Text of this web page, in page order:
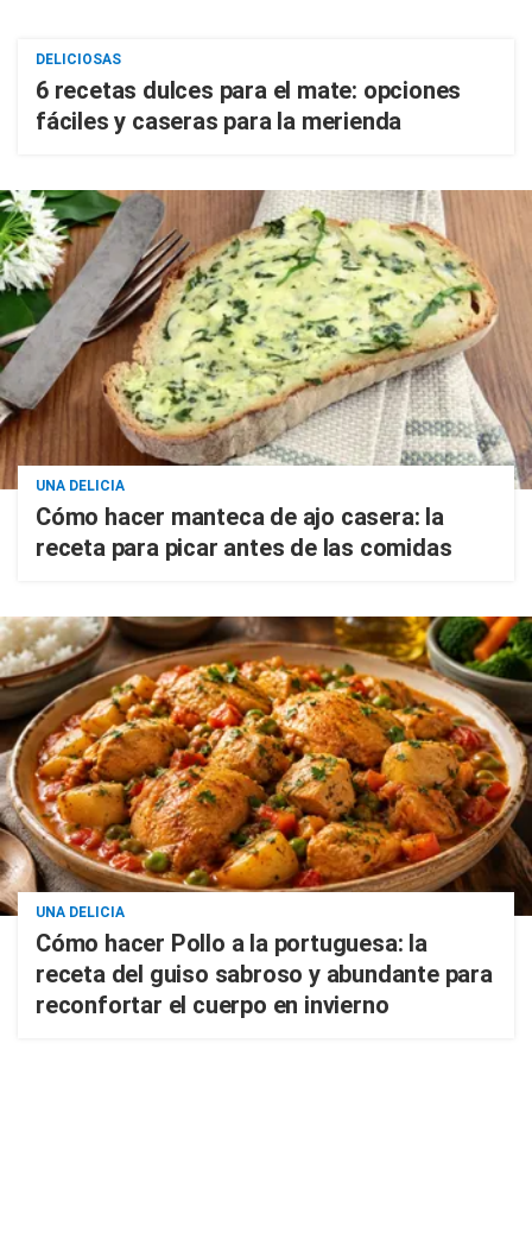
DELICIOSAS
6 recetas dulces para el mate: opciones
fáciles y caseras para la merienda
UNA DELICIA
Cómo hacer manteca de ajo casera: la
receta para picar antes de las comidas
UNA DELICIA
Cómo hacer Pollo a la portuguesa: la
receta del guiso sabroso y abundante para
reconfortar el cuerpo en invierno